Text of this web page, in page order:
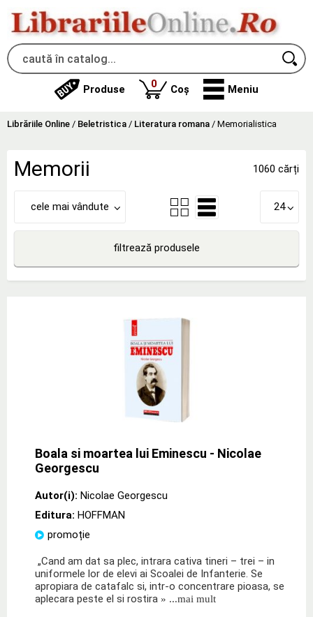
Produse 0produse
Coș Meniu
Librăriile Online / Beletristica / Literatura romana / Memorialistica
Memorii 1060 cărți
cele mai vândute 24
filtrează produsele
Boala si moartea lui Eminescu - Nicolae
Georgescu
Autor(i): Nicolae Georgescu
Editura: HOFFMAN
promoție
„Cand am dat sa plec, intrara cativa tineri – trei – in
uniformele lor de elevi ai Scoalei de Infanterie. Se
apropiara de catafalc si, intr-o concentrare pioasa, se
aplecara peste el si rostira » ...mai mult